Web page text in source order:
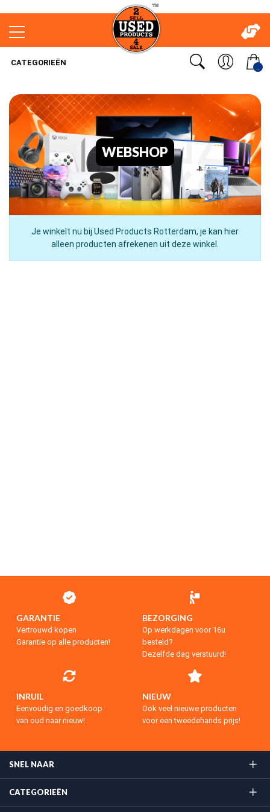
..
CATEGORIEËN
WEBSHOP
Je winkelt nu bij Used Products Rotterdam, je kan hier
alleen producten afrekenen uit deze winkel.
GARANTIE
Vertrouwd kopen
Garantie op alle producten!
BEZORGING
Op werkdagen voor 16u
besteld?
Dezelfde dag verstuurd!
INRUIL
Eenvoudig en goedkoop
van oud naar nieuw!
NIEUW
Ook veel nieuwe producten
voor een tweedehands prijs!
SNEL NAAR
CATEGORIEËN